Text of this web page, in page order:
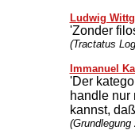
Ludwig
'Zonder
(Tractatus
Immanuel
'Der
handle nur
kannst,